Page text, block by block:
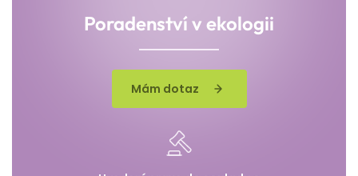
Poradenství v ekologii
Mám dotaz